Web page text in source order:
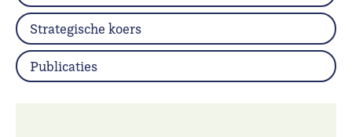
Strategische koers
Publicaties